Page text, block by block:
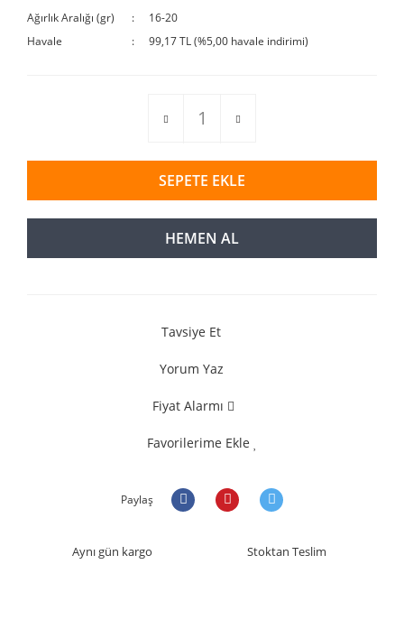
Ağırlık Aralığı (gr)
16-20
Havale
99,17 TL (%5,00 havale indirimi)
SEPETE EKLE
HEMEN AL
Tavsiye Et
Yorum Yaz
Fiyat Alarmı
Favorilerime Ekle
Paylaş
Aynı gün kargo Stoktan Teslim